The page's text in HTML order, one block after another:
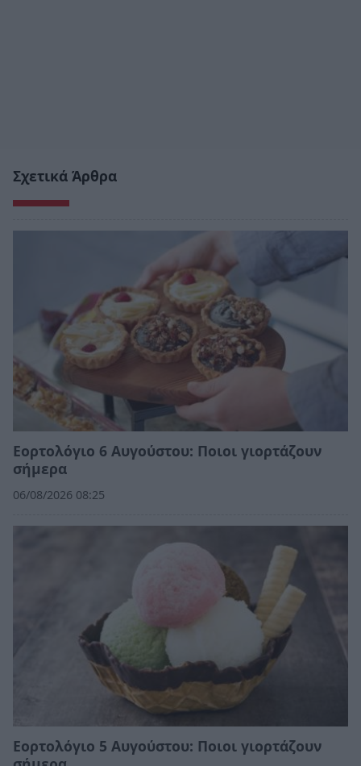
Σχετικά Άρθρα
Εορτολόγιο 6 Αυγούστου: Ποιοι γιορτάζουν
σήμερα
06/08/2026 08:25
Εορτολόγιο 5 Αυγούστου: Ποιοι γιορτάζουν